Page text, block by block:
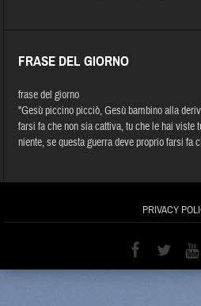
FRASE DEL GIORNO
frase del giorno
"Gesù piccino picciò, Gesù bambino alla
farsi fa che non sia cattiva, tu che le hai viste
niente, se questa guerra deve proprio farsi fa
PRIVACY